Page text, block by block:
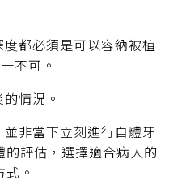
都必須是可以容納被植
不可。
情況。
非當下立刻進行自體牙
評估，選擇適合病人的
。